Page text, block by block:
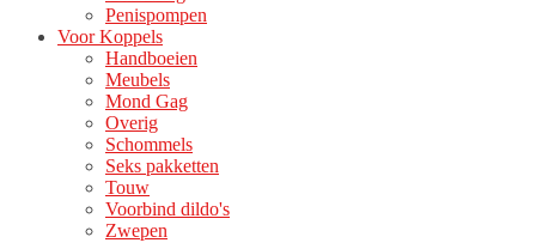
Penispompen
Voor Koppels
Handboeien
Meubels
Mond Gag
Overig
Schommels
Seks pakketten
Touw
Voorbind dildo's
Zwepen